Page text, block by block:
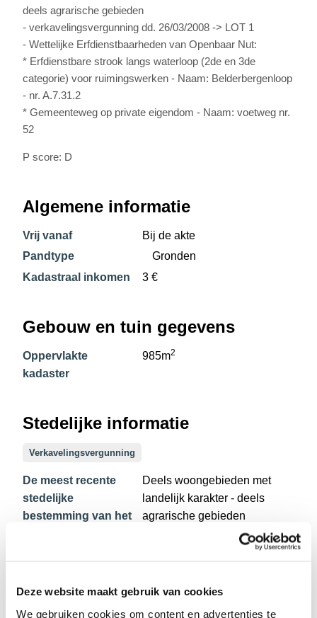
Deze website maakt gebruik van cookies
We gebruiken cookies om content en advertenties te
deels agrarische gebieden
- verkavelingsvergunning dd. 26/03/2008 -> LOT 1
- Wettelijke Erfdienstbaarheden van Openbaar Nut:
* Erfdienstbare strook langs waterloop (2de en 3de
categorie) voor ruimingswerken - Naam: Belderbergenloop
- nr. A.7.31.2
* Gemeenteweg op private eigendom - Naam: voetweg nr.
52
P score: D
Algemene informatie
Vrij vanaf
Bij de akte
Pandtype
Gronden
Kadastraal inkomen
3 €
Gebouw en tuin gegevens
Oppervlakte
kadaster
985m2
Stedelijke informatie
Verkavelingsvergunning
De meest recente
stedelijke
bestemming van het
register met plannen
Deels woongebieden met
landelijk karakter - deels
agrarische gebieden